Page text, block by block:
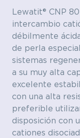
Lewatit® CNP
intercambio
débilmente
de perla
sistemas
a su muy alta
excelente
con una alta
preferible
disposición con
cationes